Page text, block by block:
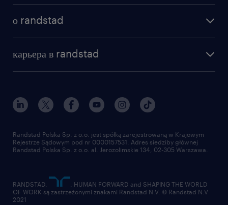
о randstad
институт исследований randstad
для медиа
для поставщиков
карьера в randstad
наш мир
работа в randstad
отправить резюме
Randstad Polska Sp. z o.o. jest spółką zarejestrowaną w Krajowym
Rejestrze Sądowym pod nr 0000157531. Adres siedziby głównej
Randstad Polska Sp. z o.o. al. Jerozolimskie 134, 02-305 Warszawa.
RANDSTAD,
, HUMAN FORWARD and SHAPING THE WORLD
OF WORK są zastrzeżonymi znakami Randstad N.V. © Randstad N.V
2021